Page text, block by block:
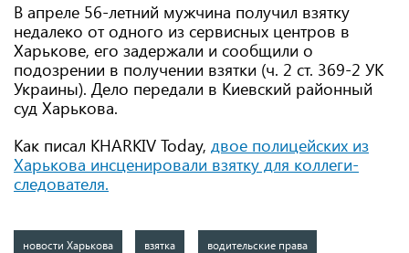
В апреле 56-летний мужчина получил взятку
недалеко от одного из сервисных центров в
Харькове, его задержали и сообщили о
подозрении в получении взятки (ч. 2 ст. 369-2 УК
Украины). Дело передали в Киевский районный
суд Харькова.
Как писал KHARKIV Today, двое полицейских из
Харькова инсценировали взятку для коллеги-
следователя.
новости Харькова взятка водительские права